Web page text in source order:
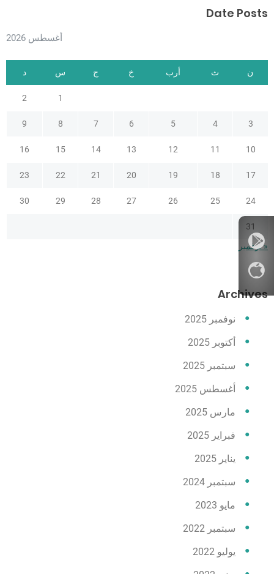
Date Posts
أغسطس 2026
ن ث أرب خ ج س د
1
2
3
4
5
6
7
8
9
10
11
12
13
14
15
16
17
18
19
20
21
22
23
24
25
26
27
28
29
30
31
« نوفمبر
Archives
نوفمبر 2025
أكتوبر 2025
سبتمبر 2025
أغسطس 2025
مارس 2025
فبراير 2025
يناير 2025
سبتمبر 2024
مايو 2023
سبتمبر 2022
يوليو 2022